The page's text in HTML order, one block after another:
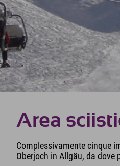
Area
Complessivamente cinque
Oberjoch in Allgäu, da